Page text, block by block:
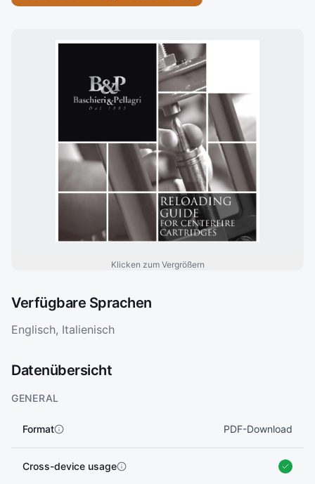
Klicken zum Vergrößern
Verfügbare Sprachen
Englisch, Italienisch
Datenübersicht
GENERAL
Format PDF-Download
Cross-device usage